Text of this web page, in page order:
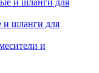
шланги для
и